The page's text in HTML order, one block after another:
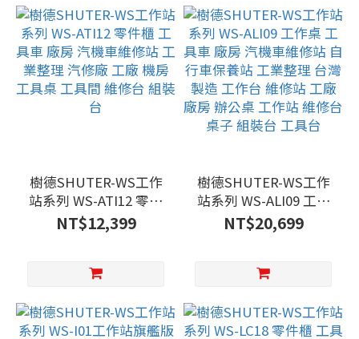
樹德SHUTER-WS工作
站系列 WS-ATI12 零件
櫃 工具車 廠房 汽機車
維修站 工業整理 汽修廠
間 維修台 組裝台
NT$12,399
樹德SHUTER-WS工作
站系列 WS-ALI09 工作
桌 工具車 廠房 汽機車
維修站 自行車保養站 工
維修站 工廠 廠房 辦公
組裝台 工具台
NT$20,699